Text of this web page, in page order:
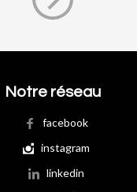
Notre réseau
facebook
instagram
linkedin